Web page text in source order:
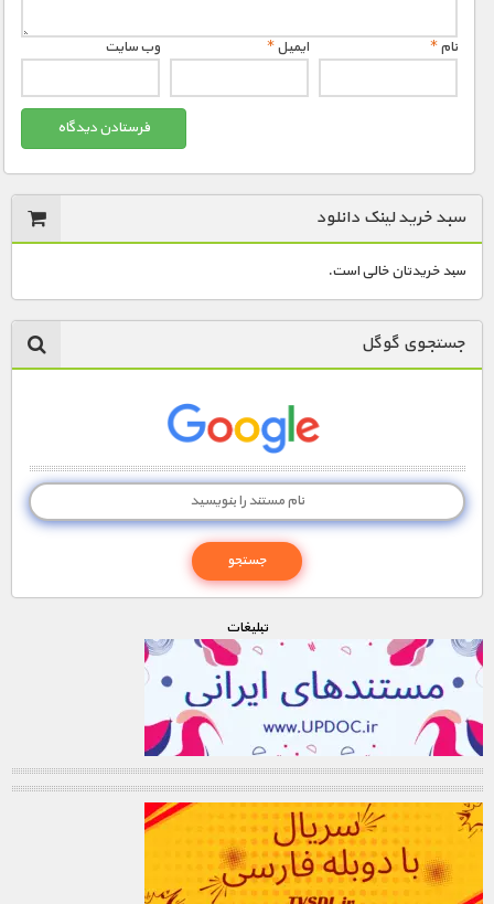
نام* ایمیل* وب‌ سایت
سبد خرید لینک دانلود
سبد خریدتان خالی است.
جستجوی گوگل
تبليغات